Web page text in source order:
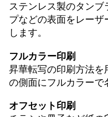
ステンレス製のタン
プなどの表面をレー
します。
フルカラー印刷
昇華転写の印刷方法を
の側面にフルカラーで
オフセット印刷